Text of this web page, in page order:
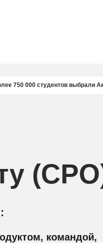
750 000 студентов выбрали
командой,